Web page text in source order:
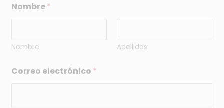
Nombre*
Nombre Apellidos
Correo electrónico *